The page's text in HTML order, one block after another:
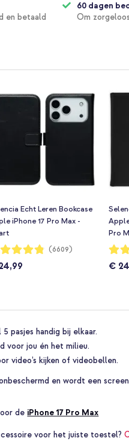
en betaald
60 dagen
Om
Echt Leren Bookcase
iPhone 17 Pro Max -
(6609)
Pro
96%
€
pasjes handig bij elkaar.
voor jou én het milieu.
video’s kijken of videobellen.
en wordt een
de iPhone 17 Pro Max
voor het juiste toestel?